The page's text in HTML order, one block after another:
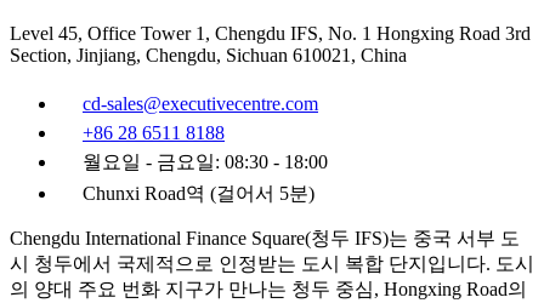
Level 45, Office Tower 1, Chengdu IFS, No. 1 Hongxing Road 3rd
Section, Jinjiang, Chengdu, Sichuan 610021, China
cd-sales@executivecentre.com
+86 28 6511 8188
월요일 - 금요일: 08:30 - 18:00
Chunxi Road역 (걸어서 5분)
Chengdu International Finance Square(청두 IFS)는 중국 서부 도
시 청두에서 국제적으로 인정받는 도시 복합 단지입니다. 도시
의 양대 주요 번화 지구가 만나는 청두 중심, Hongxing Road의